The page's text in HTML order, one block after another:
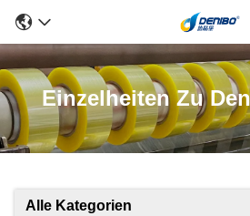
Einzelheiten Zu
Alle Kategorien